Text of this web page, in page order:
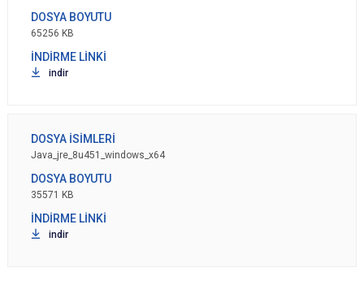
65256 KB
indir
Java_jre_8u451_windows_x64
35571 KB
indir